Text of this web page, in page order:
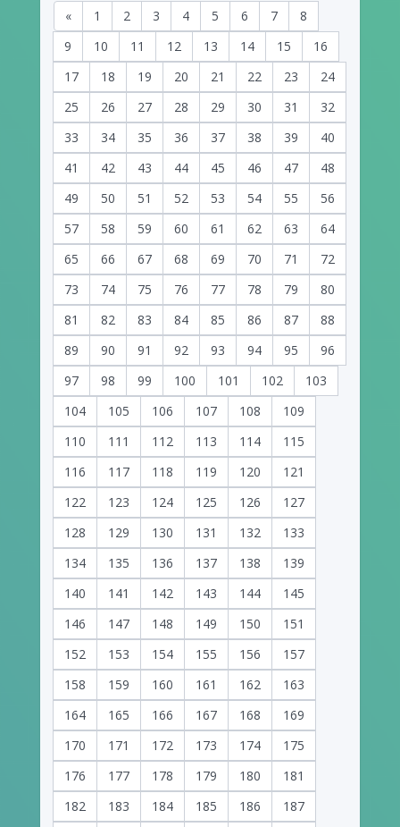
« 1 2 3 4 5 6 7
8
9
10 11 12 13 14 15
16
17
18 19 20 21 22 23
24
25
26 27 28 29 30 31
32
33
34 35 36 37 38 39
40
41
42 43 44 45 46 47
48
49
50 51 52 53 54 55
56
57
58 59 60 61 62 63
64
65
66 67 68 69 70 71
72
73
74 75 76 77 78 79
80
81
82 83 84 85 86 87
88
89
90 91 92 93 94 95
96
97
98 99 100 101 102
103
104
105 106 107 108
109
110
111 112 113 114
115
116
117 118 119 120
121
122
123 124 125 126
127
128
129 130 131 132
133
134
135 136 137 138
139
140
141 142 143 144
145
146
147 148 149 150
151
152
153 154 155 156
157
158
159 160 161 162
163
164
165 166 167 168
169
170
171 172 173 174
175
176
177 178 179 180
181
182
183 184 185 186
187